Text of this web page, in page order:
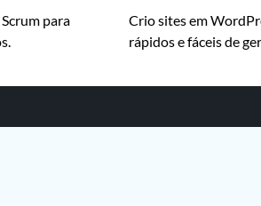
para
Crio sites em
rápidos e fáceis de